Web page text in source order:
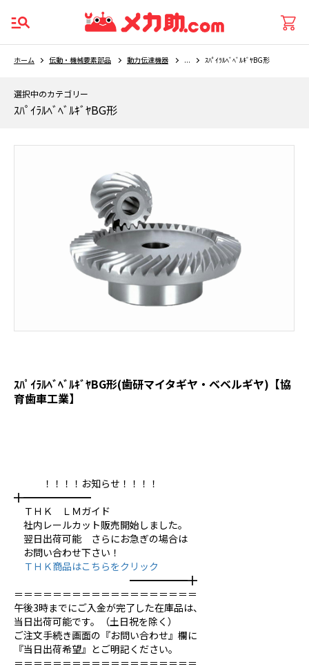
ホーム 伝動・機械要素部品 動力伝達機器 ... ｽﾊﾟｲﾗﾙﾍﾞﾍﾞﾙｷﾞﾔBG形
選択中のカテゴリー
ｽﾊﾟｲﾗﾙﾍﾞﾍﾞﾙｷﾞﾔBG形
ｽﾊﾟｲﾗﾙﾍﾞﾍﾞﾙｷﾞﾔBG形(歯研マイタギヤ・ベベルギヤ)【協
育歯車工業】
！！！！お知らせ！！！！
╋━━━━━━━
ＴＨＫ ＬＭガイド
社内レールカット販売開始しました。
翌日出荷可能 さらにお急ぎの場合は
お問い合わせ下さい！
ＴＨＫ商品はこちらをクリック
━━━━━━╋
＝＝＝＝＝＝＝＝＝＝＝＝＝＝＝＝＝＝＝
午後3時までにご入金が完了した在庫品は、
当日出荷可能です。（土日祝を除く）
ご注文手続き画面の『お問い合わせ』欄に
『当日出荷希望』とご明記ください。
＝＝＝＝＝＝＝＝＝＝＝＝＝＝＝＝＝＝＝